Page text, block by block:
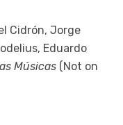
Cidrón, Jorge
Eduardo
Músicas (Not on